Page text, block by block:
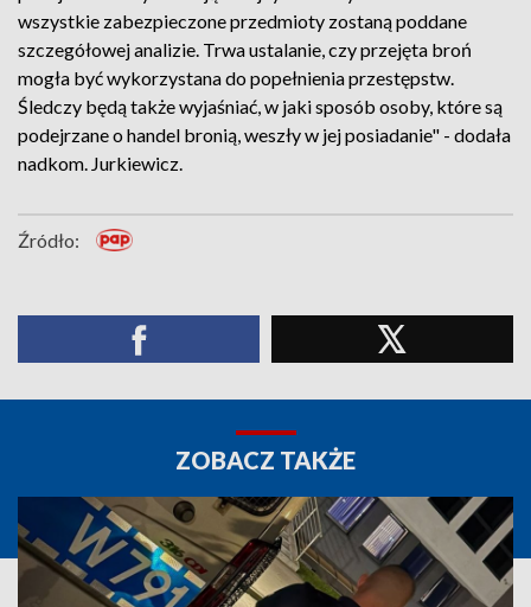
wszystkie zabezpieczone przedmioty zostaną poddane
szczegółowej analizie. Trwa ustalanie, czy przejęta broń
mogła być wykorzystana do popełnienia przestępstw.
Śledczy będą także wyjaśniać, w jaki sposób osoby, które są
podejrzane o handel bronią, weszły w jej posiadanie" - dodała
nadkom. Jurkiewicz.
Źródło:
ZOBACZ TAKŻE